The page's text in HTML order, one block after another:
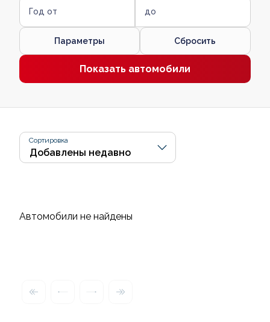
Год от до
Параметры Сбросить
Показать автомобили
Сортировка
Автомобили не найдены